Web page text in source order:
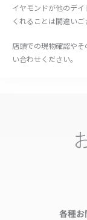
イヤモンドが他のデ
くれることは間違いご
店頭での現物確認や
い合わせください。
各種お